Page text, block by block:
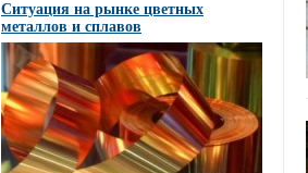
Ситуация на рынке цветных
металлов и сплавов